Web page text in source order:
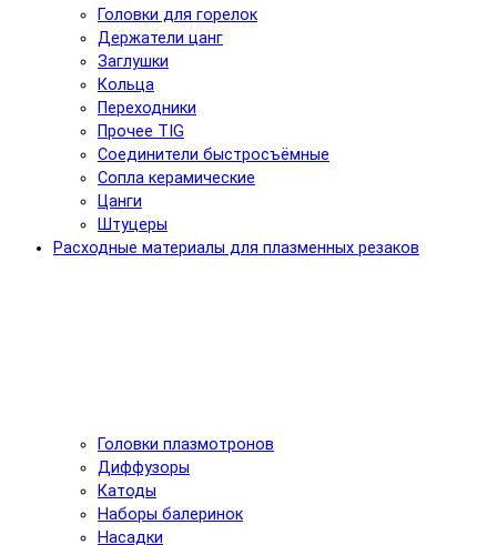
Головки для горелок
Держатели цанг
Заглушки
Кольца
Переходники
Прочее TIG
Соединители быстросъёмные
Сопла керамические
Цанги
Штуцеры
Расходные материалы для плазменных резаков
Головки плазмотронов
Диффузоры
Катоды
Наборы балеринок
Насадки